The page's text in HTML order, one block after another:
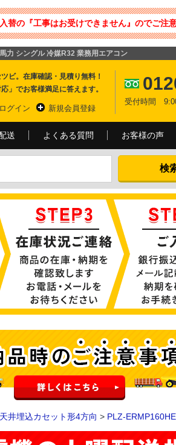
の『工事はお受けできません』のでご
力 シングル 冷媒R32 業務用エアコン
ビ。在庫確認・見積り無料！
」でお客様満足に答えます。
ログイン 新規会員登録
受付時間
送 よくある質問 お客様の声
天井埋込カセット形4方向 > PLZ-